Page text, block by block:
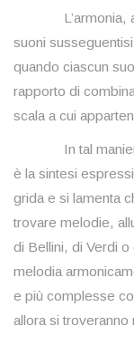
L’armonia,
suoni
quando ciascun
rapporto di
scala a cui
In tal maniera
è la sintesi
grida e si lamenta
trovare melodie,
di Bellini, di Verdi
melodia
e più complesse
allora si